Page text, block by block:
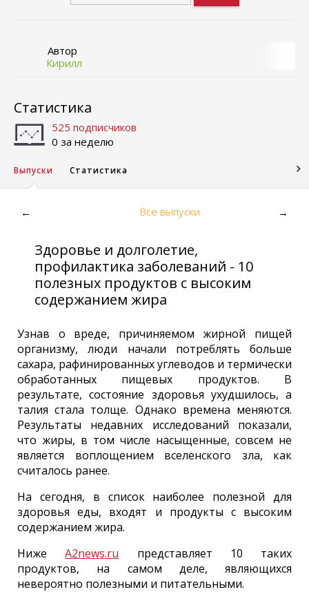
Автор
Кирилл
Статистика
525 подписчиков
0 за неделю
Выпуски Статистика
← Все выпуски →
Здоровье и долголетие,
профилактика заболеваний - 10
полезных продуктов с высоким
содержанием жира
Узнав о вреде, причиняемом жирной пищей
организму, люди начали потреблять больше
сахара, рафинированных углеводов и термически
обработанных пищевых продуктов. В
результате, состояние здоровья ухудшилось, а
талия стала толще. Однако времена меняются.
Результаты недавних исследований показали,
что жиры, в том числе насыщенные, совсем не
является воплощением вселенского зла, как
считалось ранее.
На сегодня, в список наиболее полезной для
здоровья еды, входят и продукты с высоким
содержанием жира.
НижеA2news.ru представляет 10 таких
продуктов, на самом деле, являющихся
невероятно полезными и питательными.